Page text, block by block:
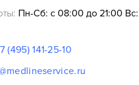
Пн-Сб: с 08:00 до 21:00
(495) 141-25-10